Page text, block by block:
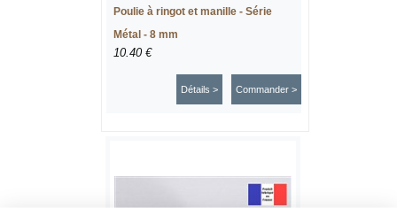
Poulie à ringot et manille - Série
Métal - 8 mm
10.40 €
Commander >
Détails >